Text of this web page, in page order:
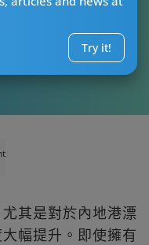
Try it!
其是對於內地港漂
幅提升。即使擁有